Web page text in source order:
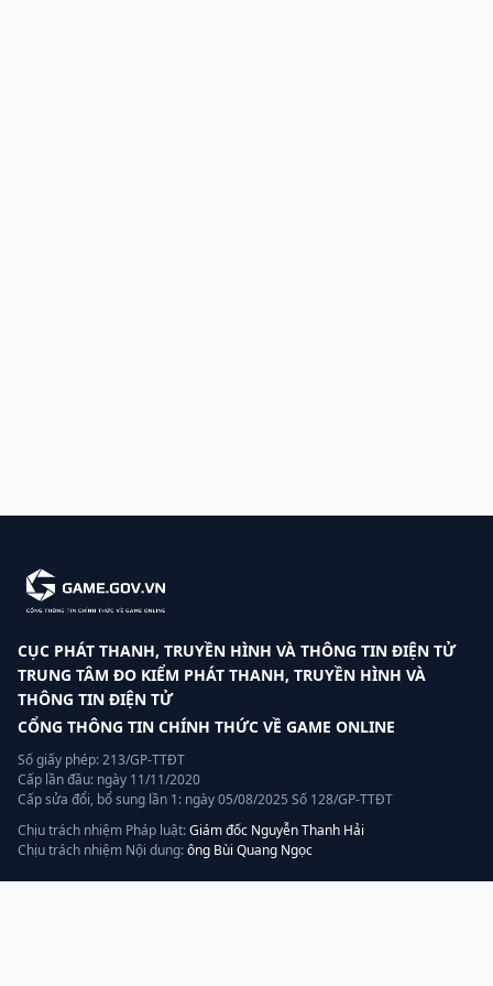
CỤC PHÁT THANH, TRUYỀN HÌNH VÀ THÔNG TIN ĐIỆN TỬ
TRUNG TÂM ĐO KIỂM PHÁT THANH, TRUYỀN HÌNH VÀ
THÔNG TIN ĐIỆN TỬ
CỔNG THÔNG TIN CHÍNH THỨC VỀ GAME ONLINE
Số giấy phép: 213/GP-TTĐT
Cấp lần đầu: ngày 11/11/2020
Cấp sửa đổi, bổ sung lần 1: ngày 05/08/2025 Số 128/GP-TTĐT
Chịu trách nhiệm Pháp luật:Giám đốc Nguyễn Thanh Hải
Chịu trách nhiệm Nội dung:ông Bùi Quang Ngọc